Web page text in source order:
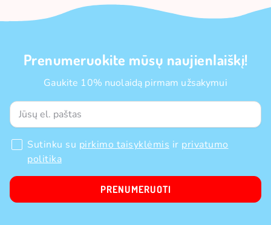
Prenumeruokite mūsų naujienlaiškį!
Gaukite 10% nuolaidą pirmam užsakymui
Sutinku su pirkimo taisyklėmis ir privatumo
politika
PRENUMERUOTI